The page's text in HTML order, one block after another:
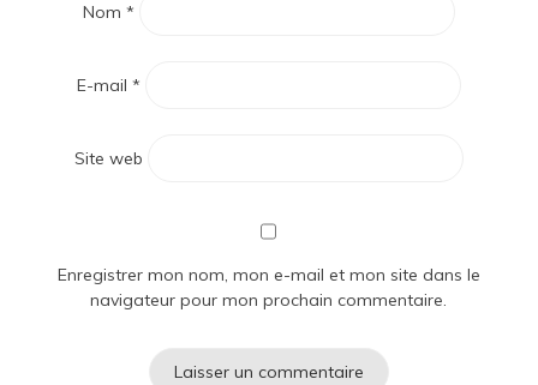
Nom *
E-mail *
Site web
Enregistrer mon nom, mon e-mail et mon site dans le
navigateur pour mon prochain commentaire.